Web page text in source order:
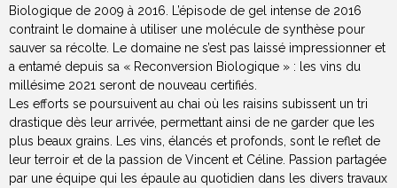
Biologique de 2009 à 2016. L’épisode de gel intense de 2016
contraint le domaine à utiliser une molécule de synthèse pour
sauver sa récolte. Le domaine ne s’est pas laissé impressionner et
a entamé depuis sa « Reconversion Biologique » : les vins du
millésime 2021 seront de nouveau certifiés.
Les efforts se poursuivent au chai où les raisins subissent un tri
drastique dès leur arrivée, permettant ainsi de ne garder que les
plus beaux grains. Les vins, élancés et profonds, sont le reflet de
leur terroir et de la passion de Vincent et Céline. Passion partagée
par une équipe qui les épaule au quotidien dans les divers travaux